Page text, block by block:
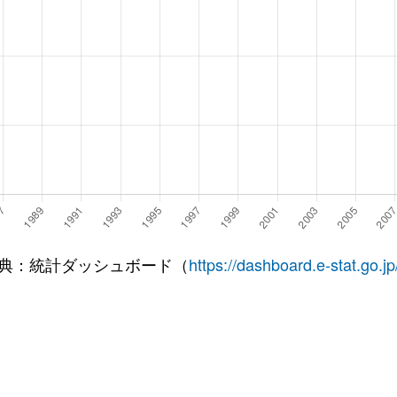
：統計ダッシュボード（https://dashboard.e-